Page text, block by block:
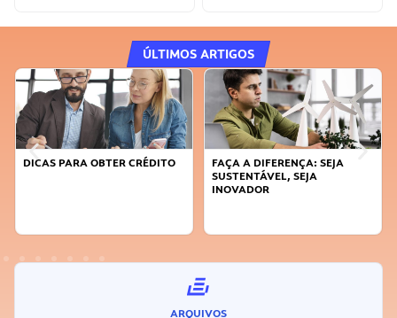
ÚLTIMOS ARTIGOS
DICAS PARA OBTER CRÉDITO
FAÇA A DIFERENÇA: SEJA
SUSTENTÁVEL, SEJA
INOVADOR
ARQUIVOS